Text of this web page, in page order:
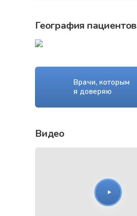
География пациентов
Врачи, которым
я доверяю
Видео